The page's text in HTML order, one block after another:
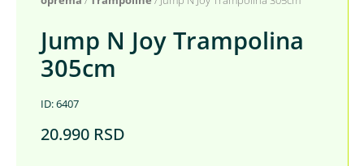
Jump N Joy Trampolina
305cm
ID: 6407
20.990 RSD